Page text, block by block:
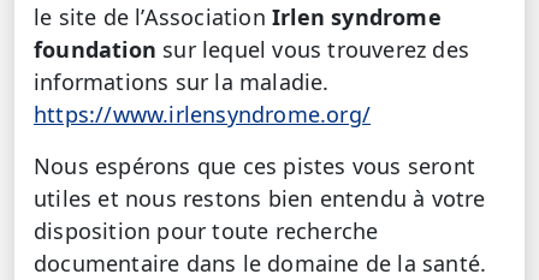
le site de l’Association Irlen syndrome
foundation sur lequel vous trouverez des
informations sur la maladie.
https://www.irlensyndrome.org/
Nous espérons que ces pistes vous seront
utiles et nous restons bien entendu à votre
disposition pour toute recherche
documentaire dans le domaine de la santé.